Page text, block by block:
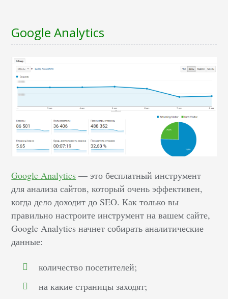
Google Analytics
Google Analytics — это бесплатный инструмент
для анализа сайтов, который очень эффективен,
когда дело доходит до SEO. Как только вы
правильно настроите инструмент на вашем сайте,
Google Analytics начнет собирать аналитические
данные:
количество посетителей;
на какие страницы заходят;